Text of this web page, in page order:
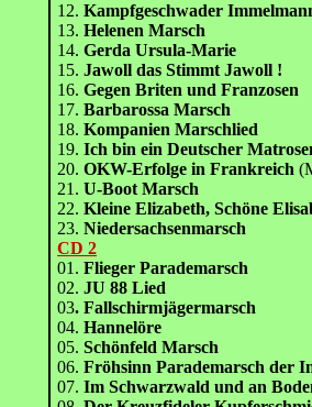
12. Kampfgeschwader
13. Helenen Marsch
14. Gerda Ursula-Marie
15.Jawoll das Stimmt Jawoll !
16. Gegen Briten und Franzosen
17. Barbarossa Marsch
18. Kompanien Marschlied
19. Ich bin ein Deutscher
20. OKW-Erfolge in Frankreich
21. U-Boot Marsch
22. Kleine Elizabeth, Schöne
23. Niedersachsenmarsch
CD 2
01. Flieger Parademarsch
02. JU 88 Lied
03. Fallschirmjägermarsch
04. Hannelöre
05. Schönfeld Marsch
06.Fröhsinn Parademarsch der
07. Im Schwarzwald und an